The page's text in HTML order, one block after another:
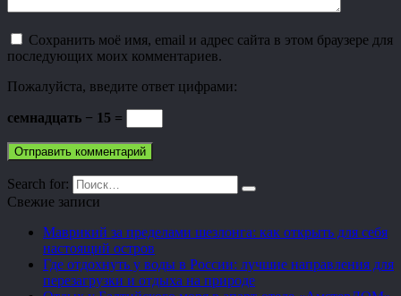
Сохранить моё имя, email и адрес сайта в этом браузере для
последующих моих комментариев.
Пожалуйста, введите ответ цифрами:
семнадцать − 15 =
Search for:
Свежие записи
Маврикий за пределами шезлонга: как открыть для себя
настоящий остров
Где отдохнуть у воды в России: лучшие направления для
перезагрузки и отдыха на природе